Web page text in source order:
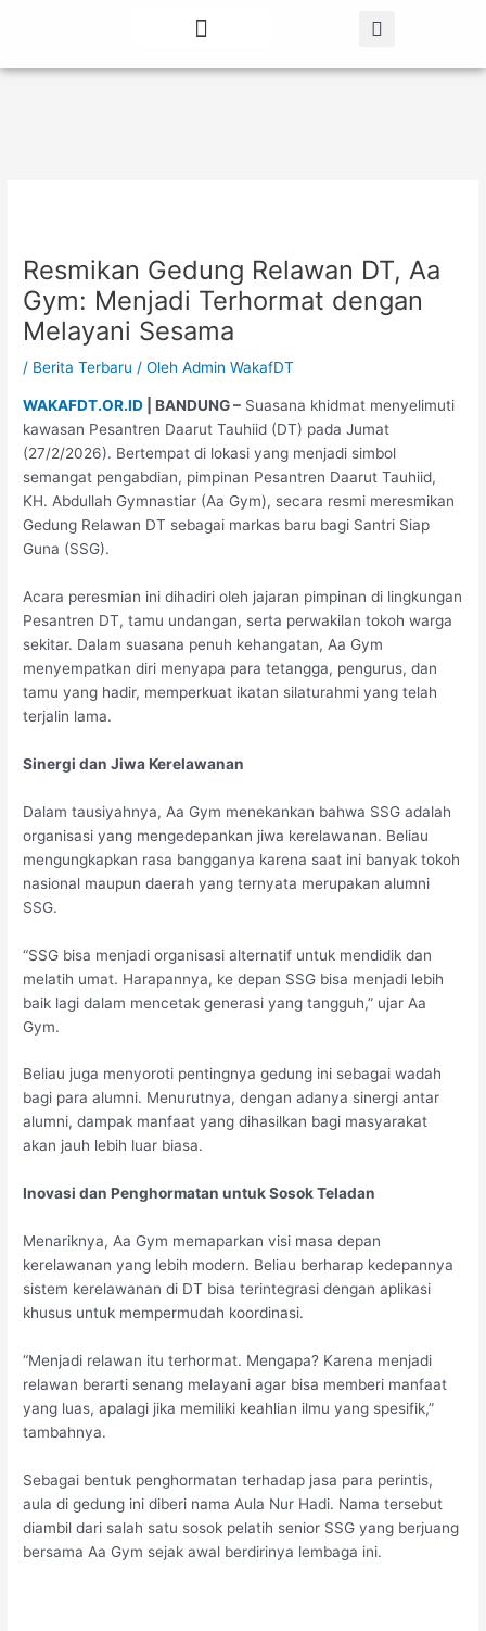
Resmikan Gedung Relawan DT, Aa
Gym: Menjadi Terhormat dengan
Melayani Sesama
/ Berita Terbaru / OlehAdmin WakafDT
WAKAFDT.OR.ID | BANDUNG – Suasana khidmat menyelimuti
kawasan Pesantren Daarut Tauhiid (DT) pada Jumat
(27/2/2026). Bertempat di lokasi yang menjadi simbol
semangat pengabdian, pimpinan Pesantren Daarut Tauhiid,
KH. Abdullah Gymnastiar (Aa Gym), secara resmi meresmikan
Gedung Relawan DT sebagai markas baru bagi Santri Siap
Guna (SSG).
Acara peresmian ini dihadiri oleh jajaran pimpinan di lingkungan
Pesantren DT, tamu undangan, serta perwakilan tokoh warga
sekitar. Dalam suasana penuh kehangatan, Aa Gym
menyempatkan diri menyapa para tetangga, pengurus, dan
tamu yang hadir, memperkuat ikatan silaturahmi yang telah
terjalin lama.
Sinergi dan Jiwa Kerelawanan
Dalam tausiyahnya, Aa Gym menekankan bahwa SSG adalah
organisasi yang mengedepankan jiwa kerelawanan. Beliau
mengungkapkan rasa bangganya karena saat ini banyak tokoh
nasional maupun daerah yang ternyata merupakan alumni
SSG.
“SSG bisa menjadi organisasi alternatif untuk mendidik dan
melatih umat. Harapannya, ke depan SSG bisa menjadi lebih
baik lagi dalam mencetak generasi yang tangguh,” ujar Aa
Gym.
Beliau juga menyoroti pentingnya gedung ini sebagai wadah
bagi para alumni. Menurutnya, dengan adanya sinergi antar
alumni, dampak manfaat yang dihasilkan bagi masyarakat
akan jauh lebih luar biasa.
Inovasi dan Penghormatan untuk Sosok Teladan
Menariknya, Aa Gym memaparkan visi masa depan
kerelawanan yang lebih modern. Beliau berharap kedepannya
sistem kerelawanan di DT bisa terintegrasi dengan aplikasi
khusus untuk mempermudah koordinasi.
“Menjadi relawan itu terhormat. Mengapa? Karena menjadi
relawan berarti senang melayani agar bisa memberi manfaat
yang luas, apalagi jika memiliki keahlian ilmu yang spesifik,”
tambahnya.
Sebagai bentuk penghormatan terhadap jasa para perintis,
aula di gedung ini diberi nama Aula Nur Hadi. Nama tersebut
diambil dari salah satu sosok pelatih senior SSG yang berjuang
bersama Aa Gym sejak awal berdirinya lembaga ini.